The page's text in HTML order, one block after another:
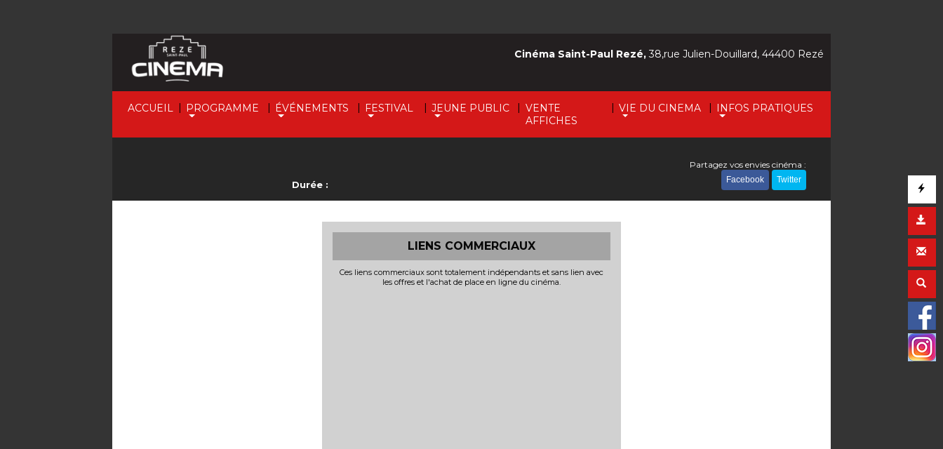
ACCUEIL | PROGRAMME | ÉVÉNEMENTS | FESTIVAL | JEUNE PUBLIC | VENTE
AFFICHES
| VIE DU CINEMA | INFOS PRATIQUES
Cinéma Saint-Paul Rezé,38,rue Julien-Douillard, 44400 Rezé
Durée :
Partagez vos envies cinéma :
Facebook Twitter
LIENS COMMERCIAUX
Ces liens commerciaux sont totalement indépendants et sans lien avec
les offres et l'achat de place en ligne du cinéma.